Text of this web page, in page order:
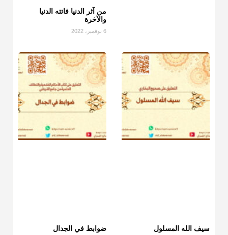
من آثر الدنيا فاتته الدنيا
والآخرة
6 نوفمبر، 2022
سيف الله المسلول ضوابط في الجدال